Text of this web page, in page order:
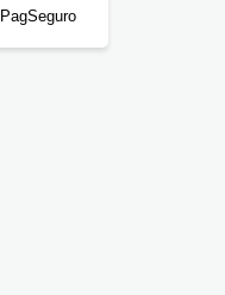
PagSeguro